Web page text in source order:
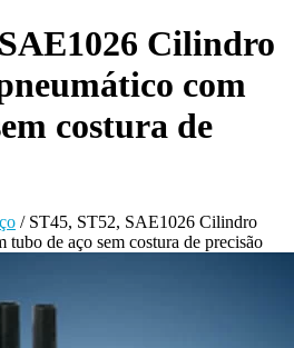
Cilindro
com
costura de
/ ST45, ST52, SAE1026 Cilindro
de aço sem costura de precisão